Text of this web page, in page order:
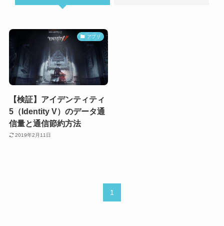
アプリ
【検証】アイデンティティ
5（Identity V）のデータ通
信量と通信節約方法
2019年2月11日
1